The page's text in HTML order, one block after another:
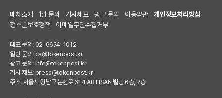
매체소개 1:1 문의 기사제보 광고 문의 이용약관
개인정보처리방침
청소년보호정책
이메일무단수집거부
대표 문의: 02-6674-1012
일반 문의: cs@tokenpost.kr
광고 문의: info@tokenpost.kr
기사 제보: press@tokenpost.kr
주소: 서울시 강남구 논현로 614 ARTISAN 빌딩 6층, 7층